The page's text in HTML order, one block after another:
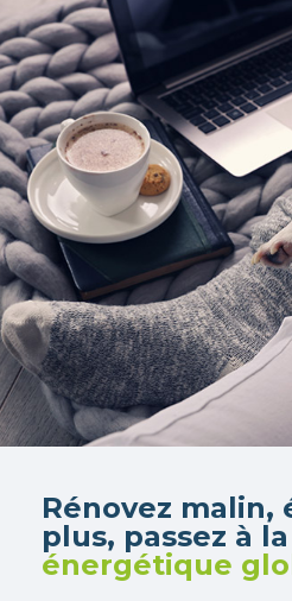
Rénovez malin,
plus, passez à la
énergétique